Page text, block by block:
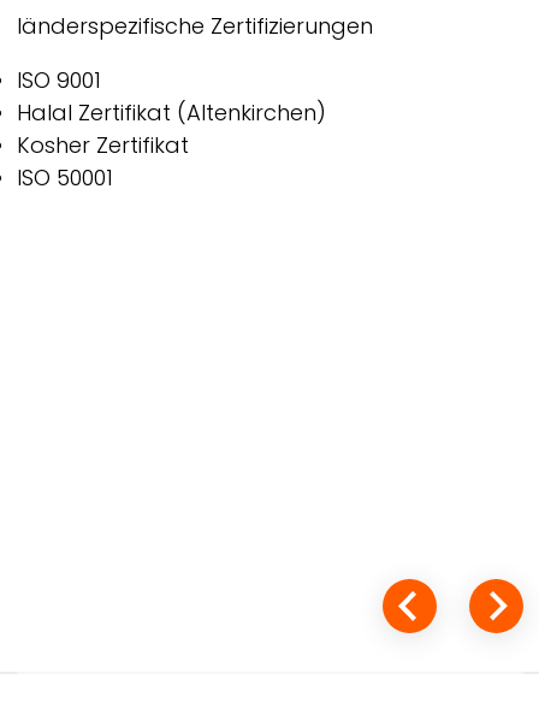
länderspezifische Zertifizierungen
ISO 9001
Halal Zertifikat (Altenkirchen)
Kosher Zertifikat
ISO 50001